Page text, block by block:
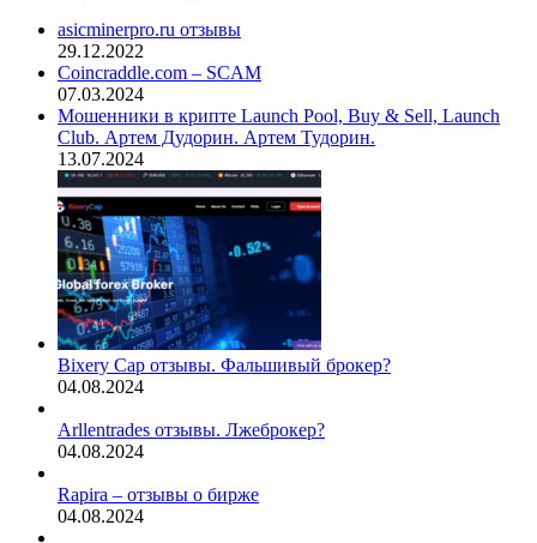
asicminerpro.ru отзывы
29.12.2022
Coincraddle.com – SCAM
07.03.2024
Мошенники в крипте Launch Pool, Buy & Sell, Launch
Club. Артем Дудорин. Артем Тудорин.
13.07.2024
Bixery Cap отзывы. Фальшивый брокер?
04.08.2024
Arllentrades отзывы. Лжеброкер?
04.08.2024
Rapira – отзывы о бирже
04.08.2024